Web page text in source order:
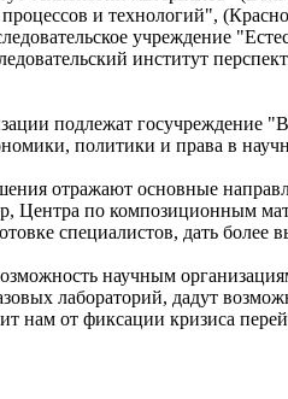
процессов и технологий",
учреждение
институт
подлежат госучреждение
политики и права в
отражают основные
Центра по композиционным
специалистов, дать
научным
лабораторий, дадут
нам от фиксации кризиса